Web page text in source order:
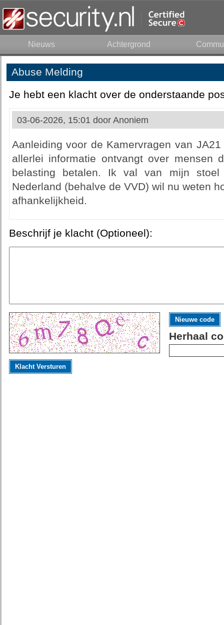
Nieuws Achtergrond
Abuse Melding
Je hebt een klacht over de onderstaande
03-06-2026, 15:01 door Anoniem
Aanleiding voor de Kamervragen van
allerlei informatie ontvangt over mensen
belasting betalen. Ik val van mijn
Nederland (behalve de VVD) wil nu weten
afhankelijkheid.
Beschrijf je klacht (Optioneel):
Nieuwe code
Herhaal
Klacht Versturen